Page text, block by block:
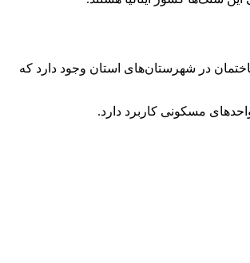
خراسان جنوبی اظهار داشت: تعداد ۱۵۳ معدن سنگ تزئینی ساختمان در شهرستان‌های استان وجود دارد که
مسکونی کاربرد دارد.